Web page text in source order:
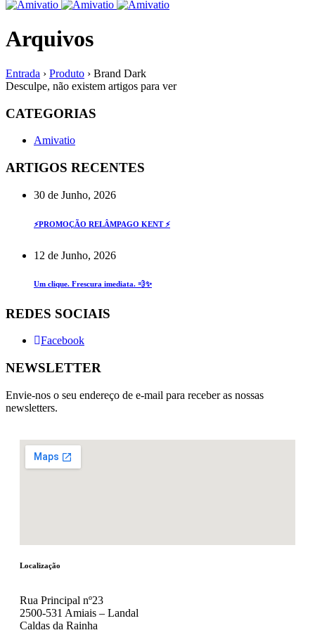
Arquivos
Entrada › Produto › Brand Dark
Desculpe, não existem artigos para ver
CATEGORIAS
Amivatio
ARTIGOS RECENTES
30 de Junho, 2026
⚡PROMOÇÃO RELÂMPAGO KENT ⚡
12 de Junho, 2026
Um clique. Frescura imediata. 💨✨
REDES SOCIAIS
Facebook
NEWSLETTER
Envie-nos o seu endereço de e-mail para receber as nossas
newsletters.
Localização
Rua Principal nº23
2500-531 Amiais – Landal
Caldas da Rainha